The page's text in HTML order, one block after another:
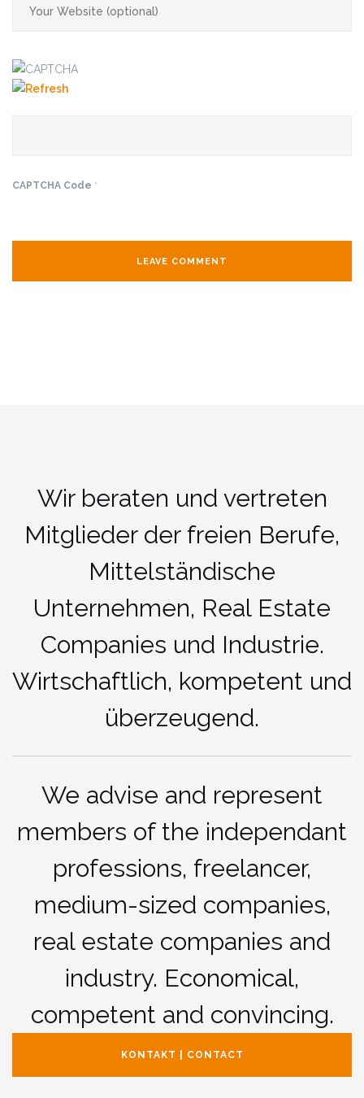
CAPTCHA Code *
Wir beraten und vertreten
Mitglieder der freien Berufe,
Mittelständische
Unternehmen, Real Estate
Companies und Industrie.
Wirtschaftlich, kompetent und
überzeugend.
We advise and represent
members of the independant
professions, freelancer,
medium-sized companies,
real estate companies and
industry. Economical,
competent and convincing.
KONTAKT | CONTACT